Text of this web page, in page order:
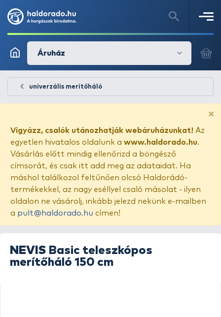
Áruház
univerzális merítőháló
×
Vigyázz, csalók utánozhatják webáruházunkat! Az
egyetlen hivatalos oldalunk a www.haldorado.hu.
Vásárlás előtt mindig ellenőrizd a böngésző
címsorát, és csak itt add meg az adataidat. Ha
máshol találkozol feltűnően olcsó Haldorádó-
termékekkel, az nagy eséllyel csaló másolat - ilyen
oldalon ne vásárolj, inkább jelezd nekünk e-mailben
a pult@haldorado.hu címen!
NEVIS Basic teleszkópos
merítőháló 150 cm